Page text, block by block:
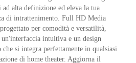
ad alta definizione ed eleva la tua
di intrattenimento. Full HD Media
per comodità e versatilità,
intuitiva e un design
che si integra perfettamente in qualsiasi
di home theater. Aggiorna il